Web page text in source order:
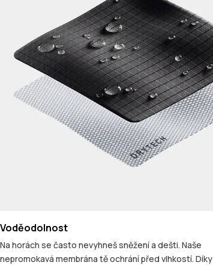
Voděodolnost
Na horách se často nevyhneš sněžení a dešti. Naše
nepromokavá membrána tě ochrání před vlhkostí. Díky